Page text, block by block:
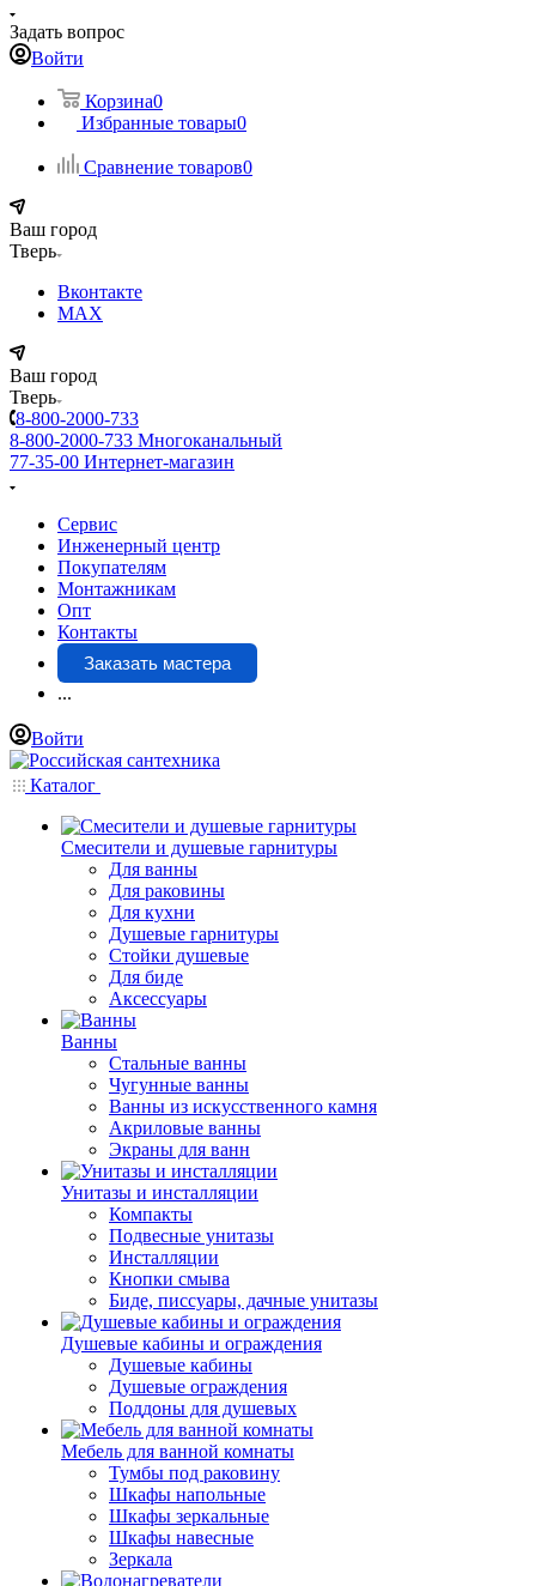
Задать вопрос
Войти
Корзина0
Избранные товары0
Сравнение товаров0
Ваш город
Тверь
Вконтакте
MAX
Ваш город
Тверь
8-800-2000-733
8-800-2000-733 Многоканальный
77-35-00 Интернет-магазин
Сервис
Инженерный центр
Покупателям
Монтажникам
Опт
Контакты
Заказать мастера
...
Войти
Каталог
Смесители и душевые гарнитуры
Для ванны
Для раковины
Для кухни
Душевые гарнитуры
Стойки душевые
Для биде
Аксессуары
Ванны
Стальные ванны
Чугунные ванны
Ванны из искусственного камня
Акриловые ванны
Экраны для ванн
Унитазы и инсталляции
Компакты
Подвесные унитазы
Инсталляции
Кнопки смыва
Биде, писсуары, дачные унитазы
Душевые кабины и ограждения
Душевые кабины
Душевые ограждения
Поддоны для душевых
Мебель для ванной комнаты
Тумбы под раковину
Шкафы напольные
Шкафы зеркальные
Шкафы навесные
Зеркала